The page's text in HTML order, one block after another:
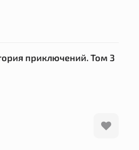
приключений. Том 3